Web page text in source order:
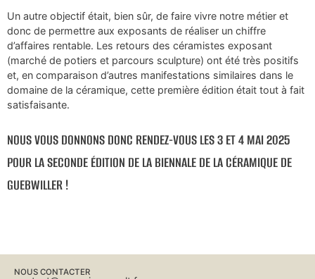
Un autre objectif était, bien sûr, de faire vivre notre métier et
donc de permettre aux exposants de réaliser un chiffre
d’affaires rentable. Les retours des céramistes exposant
(marché de potiers et parcours sculpture) ont été très positifs
et, en comparaison d’autres manifestations similaires dans le
domaine de la céramique, cette première édition était tout à fait
satisfaisante.
NOUS VOUS DONNONS DONC RENDEZ-VOUS LES 3 ET 4 MAI 2025
POUR LA SECONDE ÉDITION DE LA BIENNALE DE LA CÉRAMIQUE DE
GUEBWILLER !
NOUS CONTACTER